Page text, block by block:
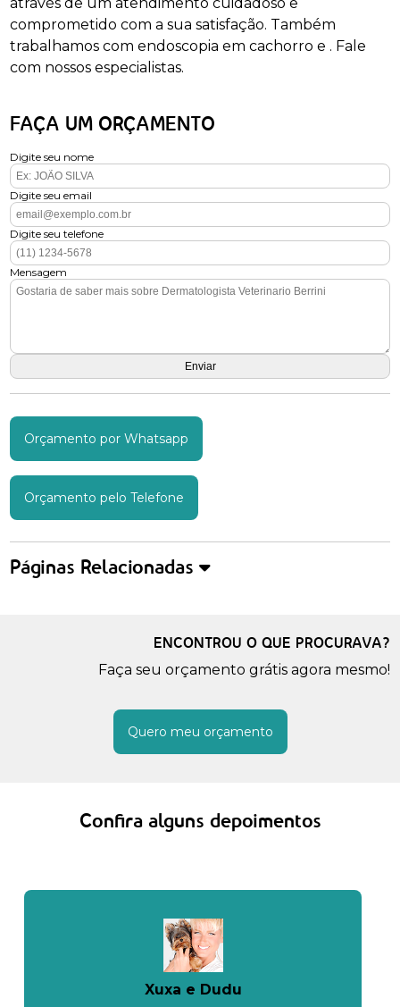
comprometido com a sua satisfação. Também
trabalhamos com endoscopia em cachorro e . Fale
com nossos especialistas.
FAÇA UM ORÇAMENTO
Digite seu nome
Digite seu email
Digite seu telefone
Mensagem
Orçamento por Whatsapp
Orçamento pelo Telefone
Páginas Relacionadas
ENCONTROU O QUE PROCURAVA?
Faça seu orçamento grátis agora mesmo!
Quero meu orçamento
Confira alguns depoimentos
Xuxa e Dudu